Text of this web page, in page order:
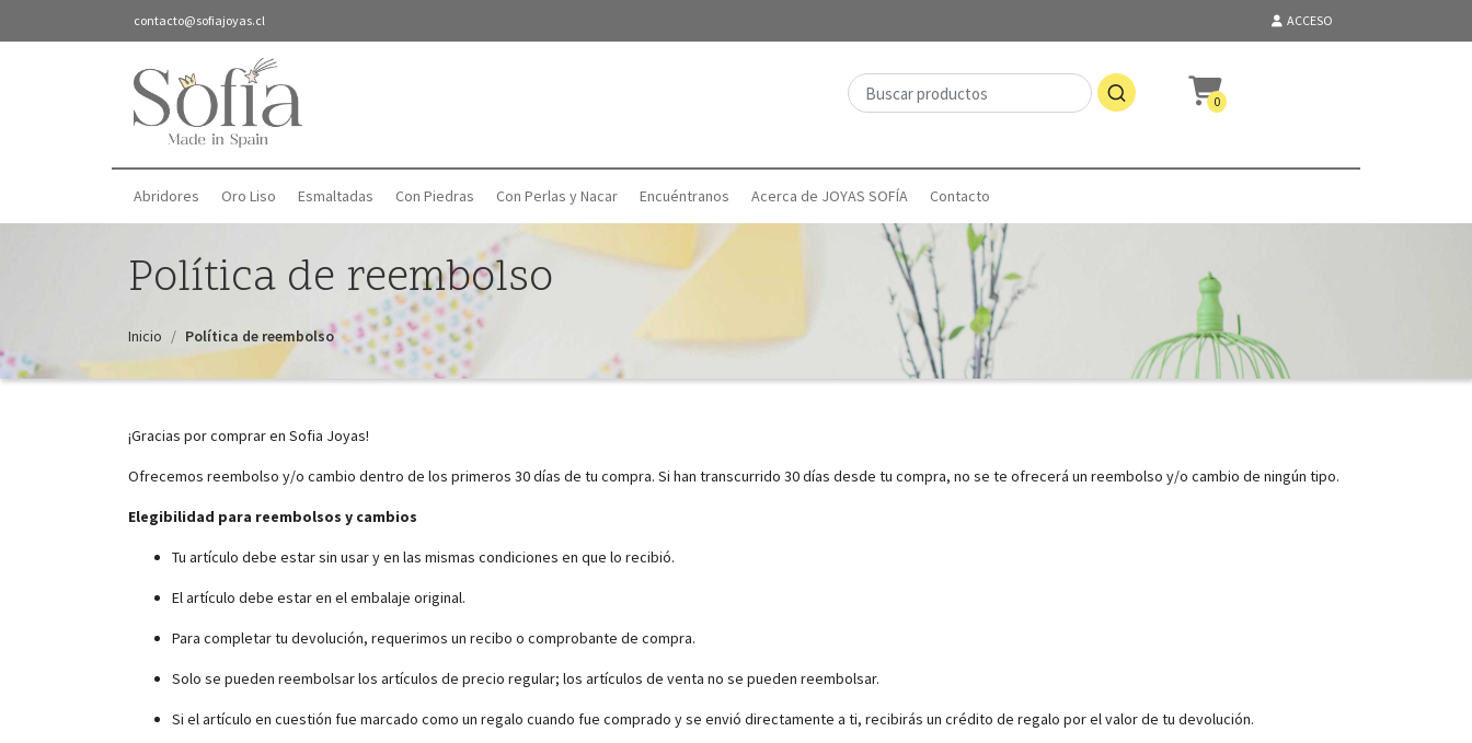
contacto@sofiajoyas.cl ACCESO
0
Abridores Oro Liso Esmaltadas Con Piedras Con Perlas y Nacar Encuéntranos Acerca de JOYAS SOFÍA Contacto
Política de reembolso
Inicio Política de reembolso
¡Gracias por comprar en Sofia Joyas!
Ofrecemos reembolso y/o cambio dentro de los primeros 30 días de tu compra. Si han transcurrido 30 días desde tu compra, no se te ofrecerá un reembolso y/o cambio de ningún tipo.
Elegibilidad para reembolsos y cambios
Tu artículo debe estar sin usar y en las mismas condiciones en que lo recibió.
El artículo debe estar en el embalaje original.
Para completar tu devolución, requerimos un recibo o comprobante de compra.
Solo se pueden reembolsar los artículos de precio regular; los artículos de venta no se pueden reembolsar.
Si el artículo en cuestión fue marcado como un regalo cuando fue comprado y se envió directamente a ti, recibirás un crédito de regalo por el valor de tu devolución.